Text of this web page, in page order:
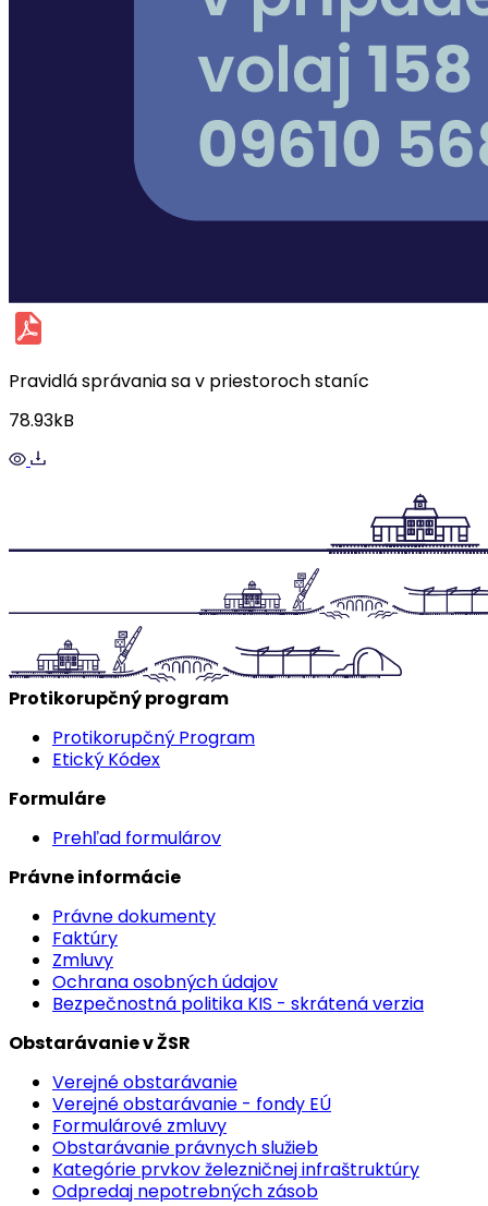
Pravidlá správania sa v priestoroch staníc
78.93kB
Protikorupčný program
Protikorupčný Program
Etický Kódex
Formuláre
Prehľad formulárov
Právne informácie
Právne dokumenty
Faktúry
Zmluvy
Ochrana osobných údajov
Bezpečnostná politika KIS - skrátená verzia
Obstarávanie v ŽSR
Verejné obstarávanie
Verejné obstarávanie - fondy EÚ
Formulárové zmluvy
Obstarávanie právnych služieb
Kategórie prvkov železničnej infraštruktúry
Odpredaj nepotrebných zásob